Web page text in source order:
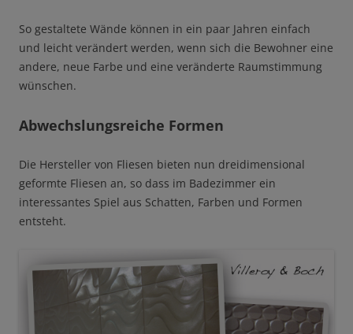
So gestaltete Wände können in ein paar Jahren einfach
und leicht verändert werden, wenn sich die Bewohner eine
andere, neue Farbe und eine veränderte Raumstimmung
wünschen.
Abwechslungsreiche Formen
Die Hersteller von Fliesen bieten nun dreidimensional
geformte Fliesen an, so dass im Badezimmer ein
interessantes Spiel aus Schatten, Farben und Formen
entsteht.